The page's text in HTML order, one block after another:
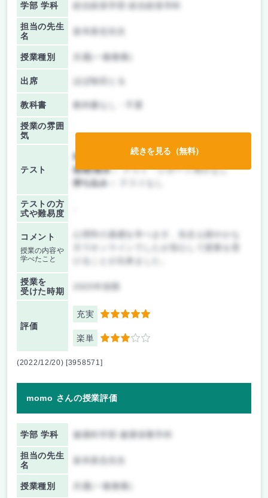
学部 学科 総合政策学部 総合政策学科
担当の先生
名
授業種別 共通(一般教養)
出席 ほぼ毎回とる
教科書 教科書なし・不要
授業の雰囲
気
テスト
前期/中間：
テスト・レポート両方なし
後期/期末：テスト・レポート両方なし
持ち込み：
テストの方
式や難易度
コメント
授業の内容や
学べたこと
授業を
受けた時期
評価
充実 5
楽単 3
続きを見る（無料）
(2022/12/20) [3958571]
momo さんの授業評価
学部 学科 健康科学部 健康栄養学科
担当の先生
名
授業種別 共通(一般教養)